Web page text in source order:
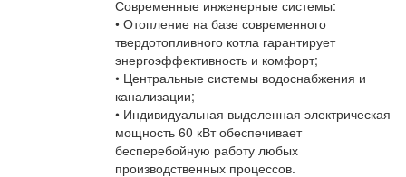
Современные инженерные системы:
• Отопление на базе современного
твердотопливного котла гарантирует
энергоэффективность и комфорт;
• Центральные системы водоснабжения и
канализации;
• Индивидуальная выделенная электрическая
мощность 60 кВт обеспечивает
бесперебойную работу любых
производственных процессов.